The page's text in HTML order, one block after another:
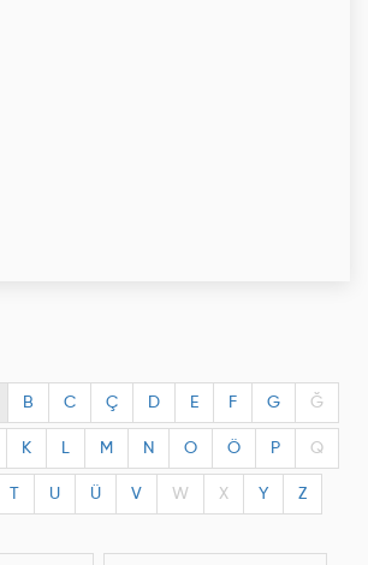
B C Ç D E F G Ğ
K L M N O Ö P Q
U Ü V W X Y Z